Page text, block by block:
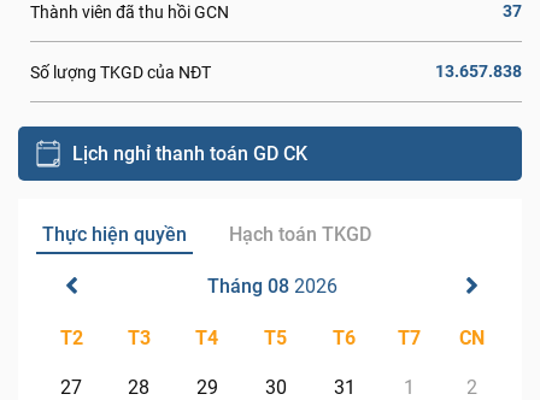
Thành viên đã thu hồi GCN 37
Số lượng TKGD của NĐT 13.657.838
Lịch nghỉ thanh toán GD CK
Thực hiện quyền Hạch toán TKGD
Tháng 08 2026
T2 T3 T4 T5 T6 T7 CN
27 28 29 30 31 1 2